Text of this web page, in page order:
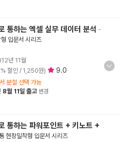
통하는 엑셀 실무 데이터 분석 -
입문서 시리즈
년 11월
할인 / 1,250원) 9.0
분철 선택 가능
8월 11일 출고 변경
통하는 파워포인트 + 키노트 +
현장밀착형 입문서 시리즈